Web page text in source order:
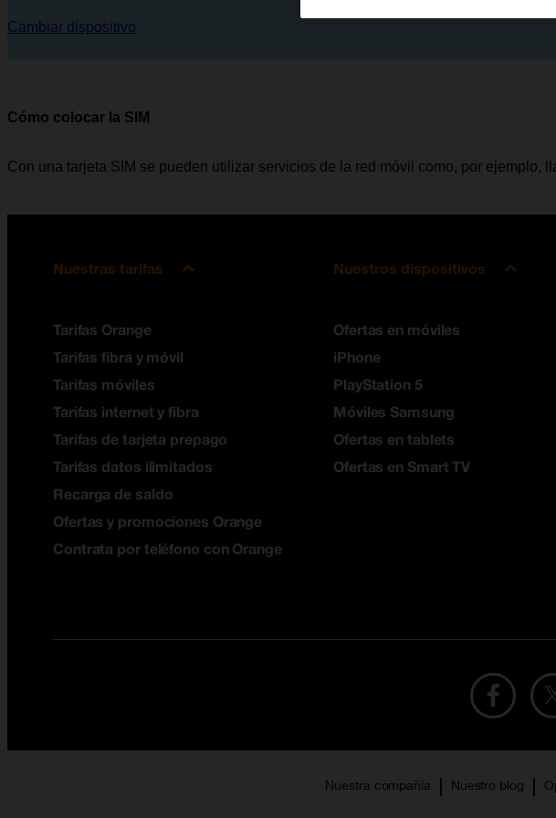
Cambiar dispositivo
Cómo colocar la SIM
Con una tarjeta SIM se pueden utilizar servicios de la red móvil como, por ejemplo,
Nuestras tarifas
Tarifas Orange
Tarifas fibra y móvil
Tarifas móviles
Tarifas internet y fibra
Tarifas de tarjeta prepago
Tarifas datos ilimitados
Recarga de saldo
Ofertas y promociones Orange
Contrata por teléfono con Orange
Nuestros dispositivos
Ofertas en móviles
iPhone
PlayStation 5
Móviles Samsung
Ofertas en tablets
Ofertas en Smart TV
Nuestra compañía Nuestro blog